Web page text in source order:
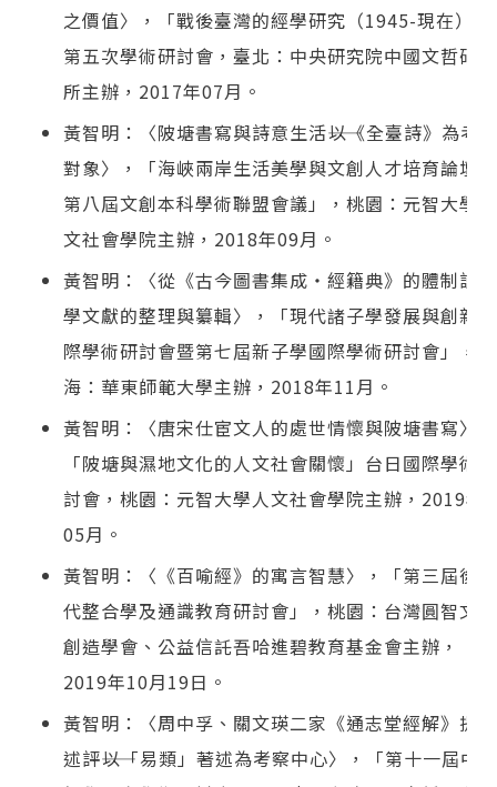
之價值〉，「戰後臺灣的經學研究（1945-現在）」
第五次學術研討會，臺北：中央研究院中國文哲研究
所主辦，2017年07月。
黃智明：〈陂塘書寫與詩意生活――以《全臺詩》為考察
對象〉，「海峽兩岸生活美學與文創人才培育論壇暨
第八屆文創本科學術聯盟會議」，桃園：元智大學人
文社會學院主辦，2018年09月。
黃智明：〈從《古今圖書集成‧經籍典》的體制談子
學文獻的整理與纂輯〉，「現代諸子學發展與創新國
際學術研討會暨第七屆新子學國際學術研討會」，上
海：華東師範大學主辦，2018年11月。
黃智明：〈唐宋仕宦文人的處世情懷與陂塘書寫〉，
「陂塘與濕地文化的人文社會關懷」台日國際學術研
討會，桃園：元智大學人文社會學院主辦，2019年
05月。
黃智明：〈《百喻經》的寓言智慧〉，「第三屆後現
代整合學及通識教育研討會」，桃園：台灣圓智文化
創造學會、公益信託吾哈進碧教育基金會主辦，
2019年10月19日。
黃智明：〈周中孚、關文瑛二家《通志堂經解》提要
述評――以「易類」著述為考察中心〉，「第十一屆中國